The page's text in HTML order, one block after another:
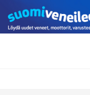
suoraan
sisältöön